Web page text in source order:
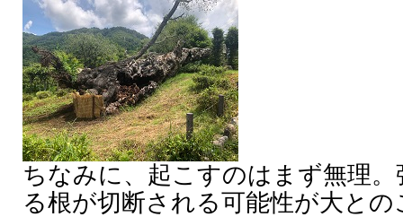
ちなみに、起こすのはまず無理
る根が切断される可能性が大と